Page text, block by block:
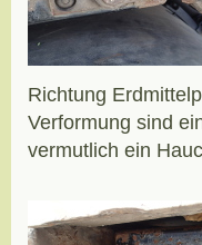
Richtung
Verformung sind
vermutlich ein